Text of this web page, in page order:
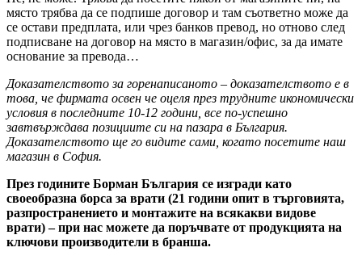
място трябва да се подпише договор и там съответно може да
се остави предплата, или чрез банков превод, но отново след
подписване на договор на място в магазин/офис, за да имате
основание за превода…
Доказателството за горенаписаното – доказателството е в
това, че фирмата освен че оцеля през трудните икономически
условия в последните 10-12 години, все по-успешно
завтвърждава позициите си на пазара в България.
Доказателството ще го видите сами, когато посетите наш
магазин в София.
През годините Борман България се изгради като
своеобразна борса за врати (21 години опит в търговията,
разпространението и монтажите на всякакви видове
врати) – при нас можете да поръчвате от продукцията на
ключови производители в бранша.